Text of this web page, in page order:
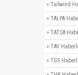
» Tailwind
» TALPA
» TATCA
» TAV
» TGS